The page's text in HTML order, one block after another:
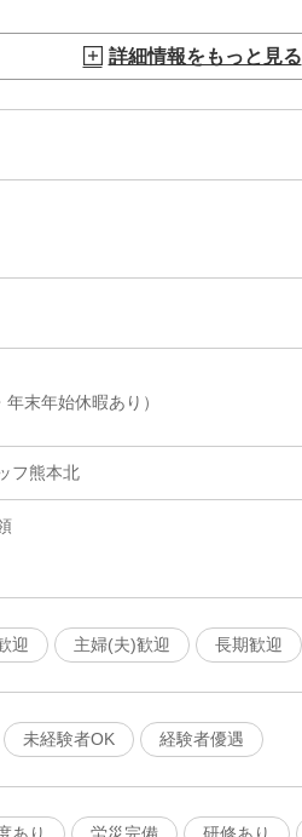
詳細情報をもっと見る
末年始休暇あり）
フ熊本北
迎
主婦(夫)歓迎 長期歓迎
未経験者OK 経験者優遇
あり
労災完備 研修あり